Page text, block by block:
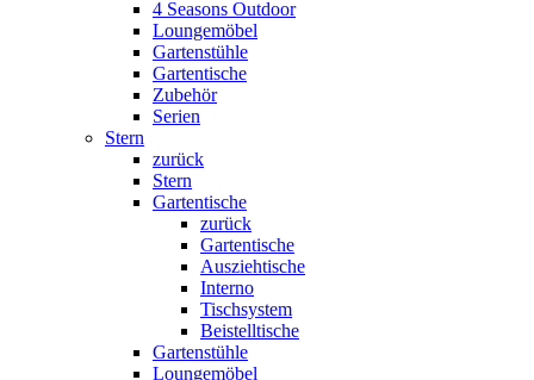
4 Seasons Outdoor
Loungemöbel
Gartenstühle
Gartentische
Zubehör
Serien
Stern
zurück
Stern
Gartentische
zurück
Gartentische
Ausziehtische
Interno
Tischsystem
Beistelltische
Gartenstühle
Loungemöbel